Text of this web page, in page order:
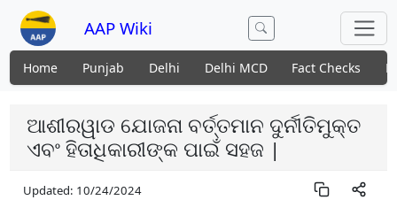
AAP Wiki
Home Punjab Delhi Delhi MCD Fact Checks
ଆଶୀରୱାଡ ଯୋଜନା ବର୍ତ୍ତମାନ ଦୁର୍ନୀତିମୁକ୍ତ
ଏବଂ ହିତାଧିକାରୀଙ୍କ ପାଇଁ ସହଜ |
Updated: 10/24/2024